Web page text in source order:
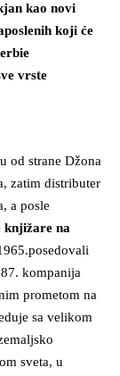
kao novi
koji će
vrste
od strane Džona
zatim distributer
a posle
knjižare na
kompanija
prometom na
sa velikom
sveta, u